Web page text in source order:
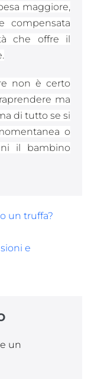
maggiore,
compensata
che offre il
non è certo
ma
di tutto se si
o
il bambino
un truffa?
e
un